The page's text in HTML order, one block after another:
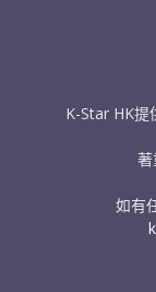
K-Star HK提
著
如有